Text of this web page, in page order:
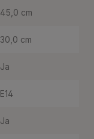
45,0 cm
30,0 cm
Ja
E14
Ja